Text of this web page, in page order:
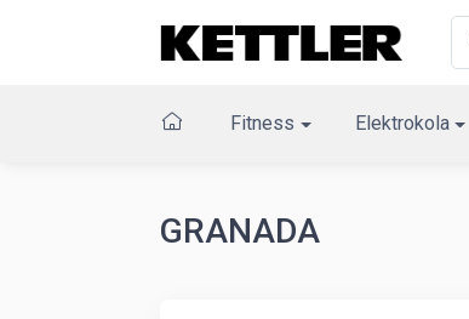
Fitness Elektrokola
GRANADA